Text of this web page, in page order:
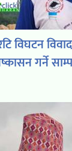
विघटन
गर्ने